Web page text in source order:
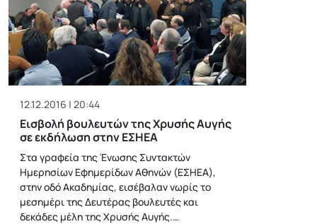
12.12.2016 | 20:44
Εισβολή βουλευτών της Χρυσής Αυγής
σε εκδήλωση στην ΕΣΗΕΑ
Στα γραφεία της Ένωσης Συντακτών
Ημερησίων Εφημερίδων Αθηνών (ΕΣΗΕΑ),
στην οδό Ακαδημίας, εισέβαλαν νωρίς το
μεσημέρι της Δευτέρας βουλευτές και
δεκάδες μέλη της Χρυσής Αυγής.…